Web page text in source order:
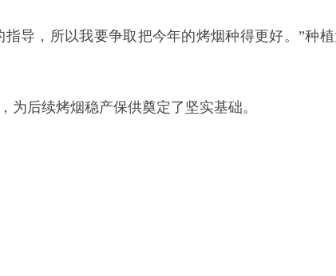
导，所以我要争取把今年的烤烟种得更好。”种
为后续烤烟稳产保供奠定了坚实基础。